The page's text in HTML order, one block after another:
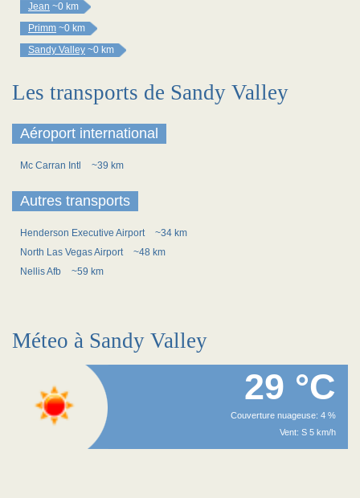
Jean ~0 km
Primm ~0 km
Sandy Valley ~0 km
Les transports de Sandy Valley
Aéroport international
Mc Carran Intl ~39 km
Autres transports
Henderson Executive Airport
~34 km
North Las Vegas Airport
~48 km
Nellis Afb
~59 km
Méteo à Sandy Valley
29 °C
Couverture nuageuse: 4 %
Vent: S 5 km/h